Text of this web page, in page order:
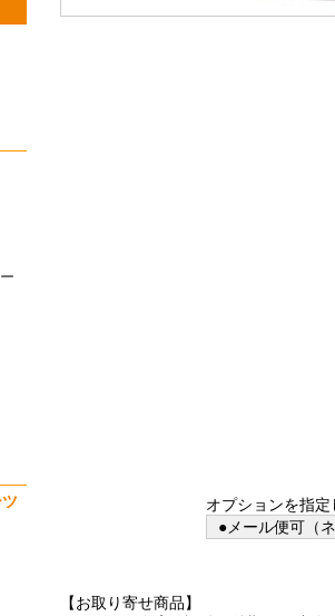
オプションを指定
●メール便可（
【お取り寄せ商品】